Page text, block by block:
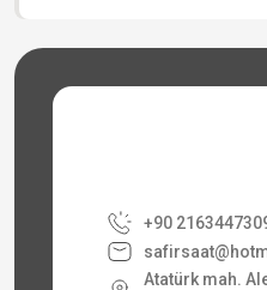
+90
Atatürk mah.